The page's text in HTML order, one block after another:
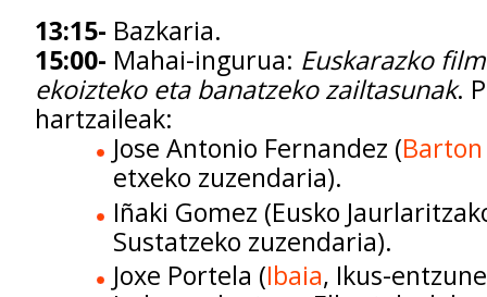
13:15- Bazkaria.
15:00- Mahai-ingurua: Euskarazko
ekoizteko eta banatzeko zailtasunak.
hartzaileak:
Jose Antonio Fernandez (
etxeko zuzendaria).
Iñaki Gomez (Eusko
Sustatzeko zuzendaria).
Joxe Portela (Ibaia, Ikus-